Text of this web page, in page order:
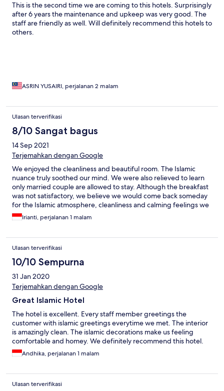
This is the second time we are coming to this hotels. Surprisingly
after 6 years the maintenance and upkeep was very good. The
staff are friendly as well. Will definitely recommend this hotels to
others.
ASRIN YUSAIRI, perjalanan 2 malam
Ulasan terverifikasi
8/10 Sangat bagus
14 Sep 2021
Terjemahkan dengan Google
We enjoyed the cleanliness and beautiful room. The Islamic
nuance truly soothed our mind. We were also relieved to learn
only married couple are allowed to stay. Although the breakfast
was not satisfactory, we believe we would come back someday
for the Islamic atmosphere, cleanliness and calming feelings we
experienced at this hotel.
Irianti, perjalanan 1 malam
Ulasan terverifikasi
10/10 Sempurna
31 Jan 2020
Terjemahkan dengan Google
Great Islamic Hotel
The hotel is excellent. Every staff member greetings the
customer with islamic greetings everytime we met. The interior
is amazingly clean. The islamic decorations make us feeling
comfortable and homey. We definitely recommend this hotel.
Andhika, perjalanan 1 malam
Ulasan terverifikasi